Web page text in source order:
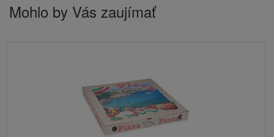
Mohlo by Vás zaujímať